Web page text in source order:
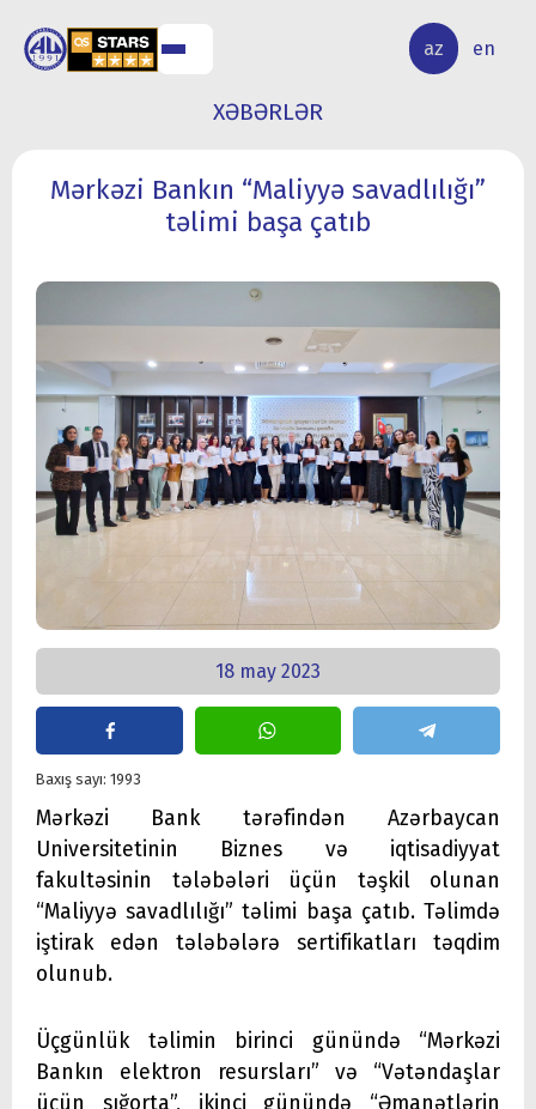
az en
ELMİ
TƏDQİQAT
XƏBƏRLƏR
Mərkəzi Bankın “Maliyyə savadlılığı”
təlimi başa çatıb
18 may 2023
Baxış sayı: 1993
Mərkəzi Bank tərəfindən Azərbaycan
Universitetinin Biznes və iqtisadiyyat
fakultəsinin tələbələri üçün təşkil olunan
“Maliyyə savadlılığı” təlimi başa çatıb. Təlimdə
iştirak edən tələbələrə sertifikatları təqdim
olunub.
Üçgünlük təlimin birinci günündə “Mərkəzi
Bankın elektron resursları” və “Vətəndaşlar
üçün sığorta”, ikinci günündə “Əmanətlərin